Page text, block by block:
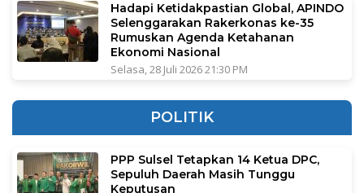
Hadapi Ketidakpastian Global, APINDO
Selenggarakan Rakerkonas ke-35
Rumuskan Agenda Ketahanan
Ekonomi Nasional
Selasa, 28 Juli 2026 21:30 PM
POLITIK
PPP Sulsel Tetapkan 14 Ketua DPC,
Sepuluh Daerah Masih Tunggu
Keputusan